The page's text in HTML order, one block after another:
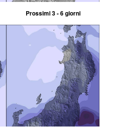
Prossimi 3 - 6 giorni